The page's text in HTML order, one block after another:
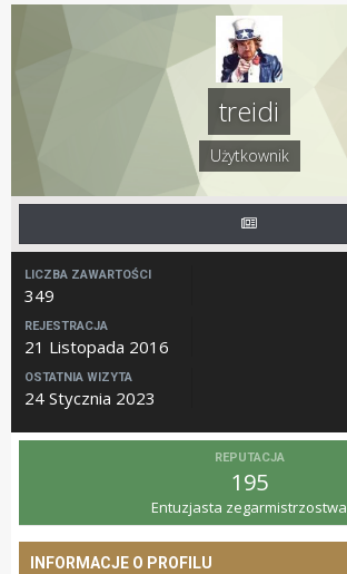
treidi
Użytkownik
LICZBA ZAWARTOŚCI
349
REJESTRACJA
21 Listopada 2016
OSTATNIA WIZYTA
24 Stycznia 2023
REPUTACJA
195
Entuzjasta zegarmistrzostwa
INFORMACJE O PROFILU